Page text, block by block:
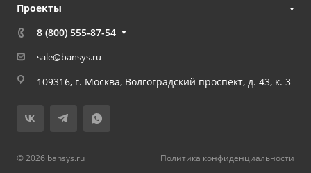
Проекты
8 (800) 555-87-54
sale@bansys.ru
109316, г. Москва, Волгоградский проспект, д. 43, к. 3
© 2026 bansys.ru Политика конфиденциальности